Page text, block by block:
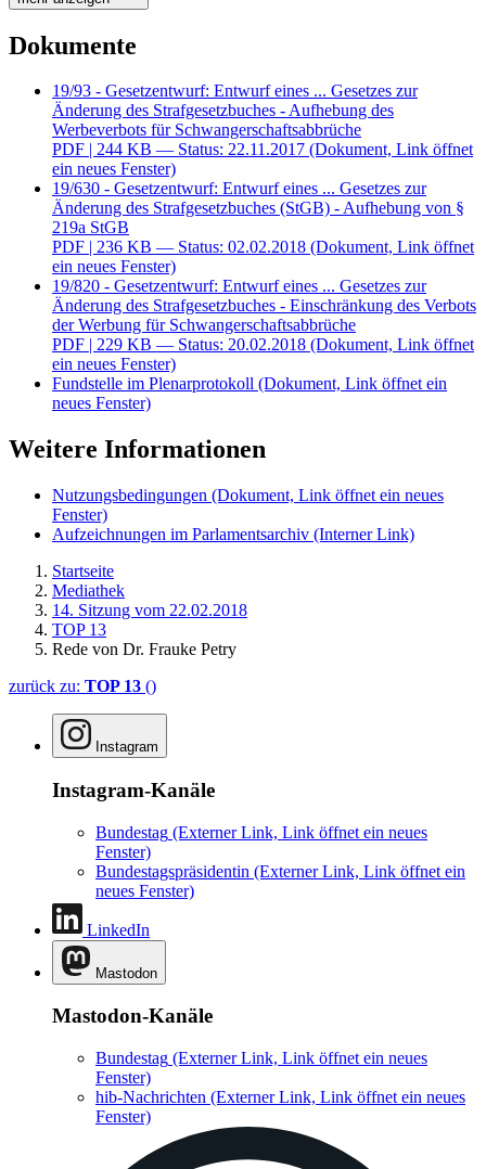
Dokumente
19/93 - Gesetzentwurf: Entwurf eines ... Gesetzes zur
Änderung des Strafgesetzbuches - Aufhebung des
Werbeverbots für Schwangerschaftsabbrüche
PDF | 244 KB — Status: 22.11.2017 (Dokument, Link öffnet
ein neues Fenster)
19/630 - Gesetzentwurf: Entwurf eines ... Gesetzes zur
Änderung des Strafgesetzbuches (StGB) - Aufhebung von §
219a StGB
PDF | 236 KB — Status: 02.02.2018 (Dokument, Link öffnet
ein neues Fenster)
19/820 - Gesetzentwurf: Entwurf eines ... Gesetzes zur
Änderung des Strafgesetzbuches - Einschränkung des Verbots
der Werbung für Schwangerschaftsabbrüche
PDF | 229 KB — Status: 20.02.2018 (Dokument, Link öffnet
ein neues Fenster)
Fundstelle im Plenarprotokoll (Dokument, Link öffnet ein
neues Fenster)
Weitere Informationen
Nutzungsbedingungen (Dokument, Link öffnet ein neues
Fenster)
Aufzeichnungen im Parlamentsarchiv (Interner Link)
Startseite
Mediathek
14. Sitzung vom 22.02.2018
TOP 13
Rede von Dr. Frauke Petry
zurück zu: TOP 13 ()
Instagram
Instagram-Kanäle
Bundestag (Externer Link, Link öffnet ein neues
Fenster)
Bundestagspräsidentin (Externer Link, Link öffnet ein
neues Fenster)
LinkedIn
Mastodon
Mastodon-Kanäle
Bundestag (Externer Link, Link öffnet ein neues
Fenster)
hib-Nachrichten (Externer Link, Link öffnet ein neues
Fenster)